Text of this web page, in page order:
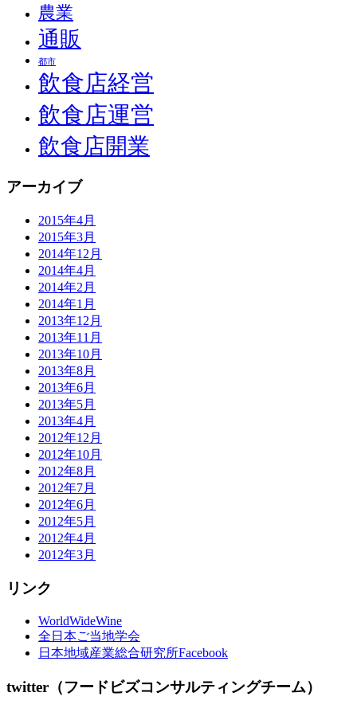
農業
通販
都市
飲食店経営
飲食店運営
飲食店開業
アーカイブ
2015年4月
2015年3月
2014年12月
2014年4月
2014年2月
2014年1月
2013年12月
2013年11月
2013年10月
2013年8月
2013年6月
2013年5月
2013年4月
2012年12月
2012年10月
2012年8月
2012年7月
2012年6月
2012年5月
2012年4月
2012年3月
リンク
WorldWideWine
全日本ご当地学会
日本地域産業総合研究所Facebook
twitter（フードビズコンサルティングチーム）